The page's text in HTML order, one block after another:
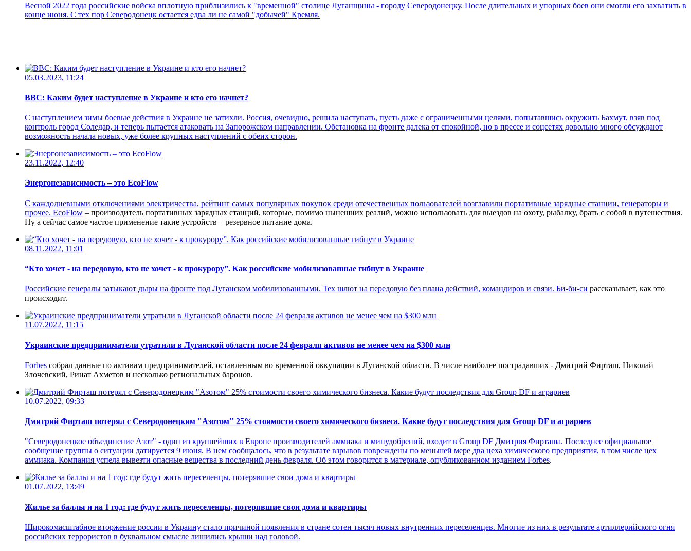
Весной 2022 года российские войска вплотную приблизились к "временной" столице Луганщины - городу Северодонецку. После длительных и упорных боев они смогли его захватить в
конце июня. С тех пор Северодонецк остается едва ли не самой "добычей" Кремля.
05.03.2023, 11:24
ВВС: Каким будет наступление в Украине и кто его начнет?
С наступлением зимы боевые действия в Украине не затихли. Россия, очевидно, решила наступать, пусть даже с ограниченными целями, попытавшись окружить Бахмут, взяв под
контроль город Соледар, и теперь пытается атаковать на Запорожском направлении. Обстановка на фронте далека от спокойной, но в прессе и соцсетях довольно много обсуждают
возможность начала новых, уже более крупных наступлений с обеих сторон.
23.11.2022, 12:40
Энергонезависимость – это EcoFlow
С каждодневными отключениями электричества, рейтинг самых популярных покупок среди отечественных пользователей возглавили портативные зарядные станции, генераторы и
прочее. EcoFlow – производитель портативных зарядных станций, которые, помимо нынешних реалий, можно использовать для выездов на охоту, рыбалку, брать с собой в путешествия.
Ну а сейчас самое частое применение такие устройств – резервное питание дома.
08.11.2022, 11:01
“Кто хочет - на передовую, кто не хочет - к прокурору”. Как российские мобилизованные гибнут в Украине
Российские генералы затыкают дыры на фронте под Луганском мобилизованными. Тех шлют на передовую без плана действий, командиров и связи. Би-би-си рассказывает, как это
происходит.
11.07.2022, 11:15
Украинские предприниматели утратили в Луганской области после 24 февраля активов не менее чем на $300 млн
Forbes собрал данные по активам предпринимателей, оставленным во временной оккупации в Луганской области. В числе наиболее пострадавших - Дмитрий Фирташ, Николай
Злочевский, Ринат Ахметов и несколько региональных баронов.
10.07.2022, 09:33
Дмитрий Фирташ потерял с Северодонецким "Азотом" 25% стоимости своего химического бизнеса. Какие будут последствия для Group DF и аграриев
"Северодонецкое объединение Азот" - один из крупнейших в Европе производителей аммиака и минудобрений, входит в Group DF Дмитрия Фирташа. Последнее официальное
сообщение группы о ситуации датируется 9 июня. В нем сообщалось, что в результате взрывов повреждены по меньшей мере два цеха химического предприятия, в том числе цех
аммиака. Компания успела вывезти опасные вещества в последний день февраля. Об этом говорится в материале, опубликованном изданием Forbes.
01.07.2022, 13:49
Жилье за баллы и на 1 год: где будут жить переселенцы, потерявшие свои дома и квартиры
Широкомасштабное вторжение россии в Украину стало причиной появления в стране сотен тысяч новых внутренних переселенцев. Многие из них в результате артиллерийского огня
российских террористов в буквальном смысле лишились крыши над головой.